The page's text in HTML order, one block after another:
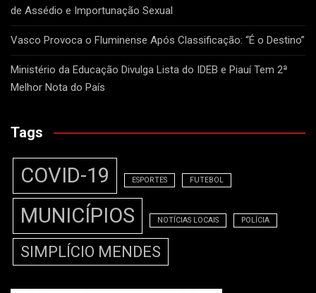
de Assédio e Importunação Sexual
Vasco Provoca o Fluminense Após Classificação: “É o Destino”
Ministério da Educação Divulga Lista do IDEB e Piauí Tem 2ª
Melhor Nota do País
Tags
COVID-19 ESPORTES FUTEBOL
MUNICÍPIOS NOTÍCIAS LOCAIS POLÍCIA
SIMPLÍCIO MENDES